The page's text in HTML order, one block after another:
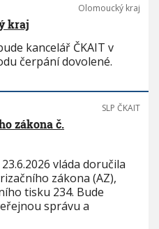
Olomoucký kraj
kraj
kancelář ČKAIT v
čerpání dovolené.
SLP ČKAIT
zákona č.
vláda doručila
zákona (AZ),
tisku 234. Bude
správu a